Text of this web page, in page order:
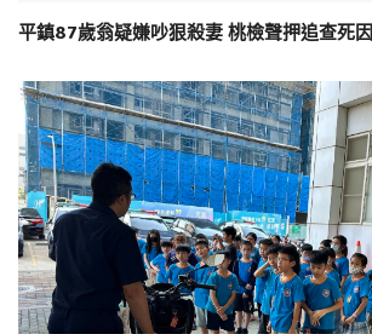
平鎮87歲翁疑嫌吵狠殺妻 桃檢聲押追查死因